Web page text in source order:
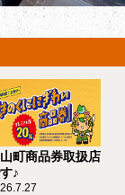
町商品券取扱店
♪